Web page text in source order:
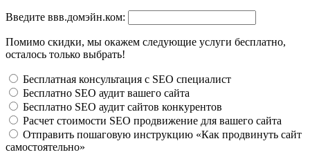
Введите ввв.домэйн.ком:
Помимо скидки, мы окажем следующие услуги бесплатно,
осталось только выбрать!
Бесплатная консультация с SEO специалист
Бесплатно SEO аудит вашего сайта
Бесплатно SEO аудит сайтов конкурентов
Расчет стоимости SEO продвижение для вашего сайта
Отправить пошаговую инструкцию «Как продвинуть сайт
самостоятельно»